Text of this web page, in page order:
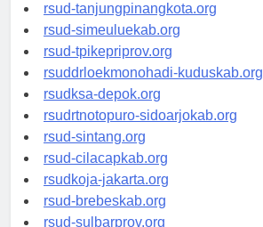
rsud-tanjungpinangkota.org
rsud-simeuluekab.org
rsud-tpikepriprov.org
rsuddrloekmonohadi-kuduskab.org
rsudksa-depok.org
rsudrtnotopuro-sidoarjokab.org
rsud-sintang.org
rsud-cilacapkab.org
rsudkoja-jakarta.org
rsud-brebeskab.org
rsud-sulbarprov.org